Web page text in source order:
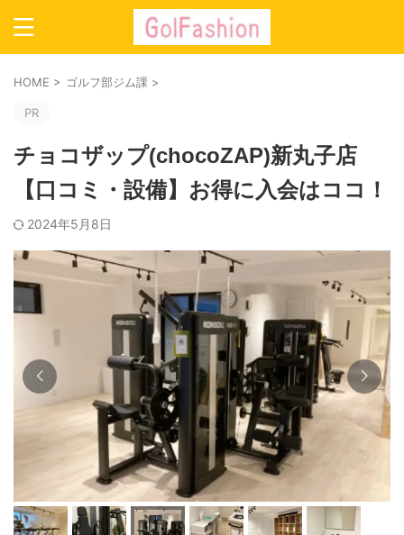
HOME > ゴルフ部ジム課 >
PR
チョコザップ(chocoZAP)新丸子店
【口コミ・設備】お得に入会はココ！
2024年5月8日